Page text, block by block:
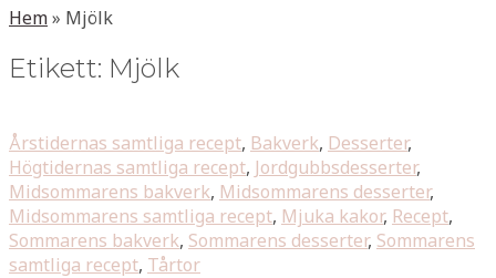
Hem» Mjölk
Etikett: Mjölk
Årstidernas samtliga recept, Bakverk, Desserter,
Högtidernas samtliga recept, Jordgubbsdesserter,
Midsommarens bakverk, Midsommarens desserter,
Midsommarens samtliga recept, Mjuka kakor, Recept,
Sommarens bakverk, Sommarens desserter, Sommarens
samtliga recept, Tårtor